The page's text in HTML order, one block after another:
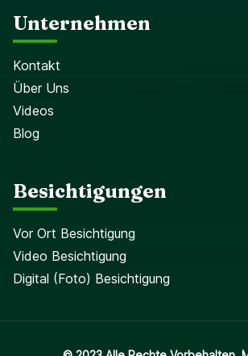
Unternehmen
Kontakt
Über Uns
Videos
Blog
Besichtigungen
Vor Ort Besichtigung
Video Besichtigung
Digital (Foto) Besichtigung